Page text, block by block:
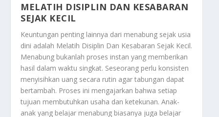
MELATIH DISIPLIN DAN KESABARAN
SEJAK KECIL
Keuntungan penting lainnya dari menabung sejak usia
dini adalah Melatih Disiplin Dan Kesabaran Sejak Kecil.
Menabung bukanlah proses instan yang memberikan
hasil dalam waktu singkat. Seseorang perlu konsisten
menyisihkan uang secara rutin agar tabungan dapat
bertambah. Proses ini mengajarkan bahwa setiap
tujuan membutuhkan usaha dan ketekunan. Anak-
anak yang belajar menabung biasanya juga belajar